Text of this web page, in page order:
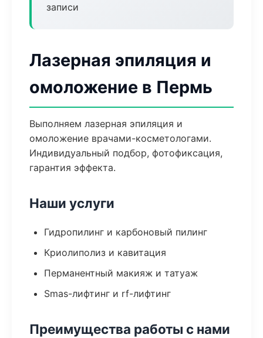
записи
Лазерная эпиляция и
омоложение в Пермь
Выполняем лазерная эпиляция и
омоложение врачами-косметологами.
Индивидуальный подбор, фотофиксация,
гарантия эффекта.
Наши услуги
Гидропилинг и карбоновый пилинг
Криолиполиз и кавитация
Перманентный макияж и татуаж
Smas-лифтинг и rf-лифтинг
Преимущества работы с нами